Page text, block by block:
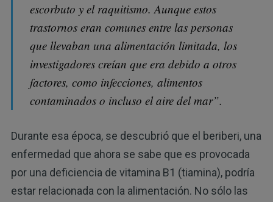
escorbuto y el raquitismo. Aunque estos
trastornos eran comunes entre las personas
que llevaban una alimentación limitada, los
investigadores creían que era debido a otros
factores, como infecciones, alimentos
contaminados o incluso el aire del mar”.
Durante esa época, se descubrió que el beriberi, una
enfermedad que ahora se sabe que es provocada
por una deficiencia de vitamina B1 (tiamina), podría
estar relacionada con la alimentación. No sólo las